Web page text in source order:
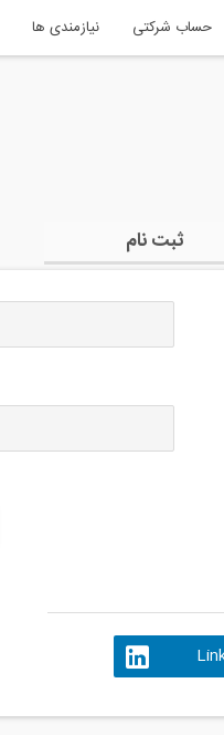
حساب شرکتی نیازمندی ها
ثبت نام